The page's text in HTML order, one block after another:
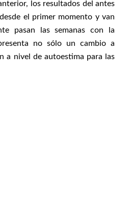
los resultados del antes
el primer momento y van
pasan las semanas con la
no sólo un cambio a
a nivel de autoestima para las